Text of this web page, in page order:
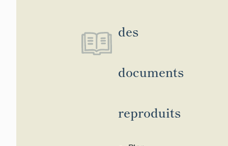
des
documents
reproduits